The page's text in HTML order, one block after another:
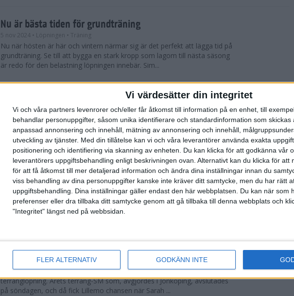
Vi värdesätter din integritet
Vi och våra partners levenrorer och/eller får åtkomst till information på en enhet, till
behandlar personuppgifter, såsom unika identifierare och standardinformation som skickas
anpassad annonsering och innehåll, mätning av annonsering och innehåll,
utveckling av tjänster. Med din tillåtelse kan vi och våra leverantörer använda exakta
positionering och identifiering via skanning av enheten. Du kan klicka för att godkänna vår
leverantörers uppgiftsbehandling enligt beskrivningen ovan. Alternativt kan du klicka för att
för att få åtkomst till mer detaljerad information och ändra dina inställningar innan du
viss behandling av dina personuppgifter kanske inte kräver ditt samtycke, men du har rätt
uppgiftsbehandling. Dina inställningar gäller endast den här webbplatsen. Du kan när som
preferenser eller dra tillbaka ditt samtycke genom att gå tillbaka till denna webbplats och
"Integritet" längst ned på webbsidan.
FLER ALTERNATIV GODKÄNN INTE
Nu är bästa tiden för grundträning
5 nov 2024 • Löpningen • Träning
Nu när hösten är här och vintern närmar sig är det perfekt att lägga tid på
grundträning. Se till att bygga en stark kropp som lagom till nästa säsong
är redo för den belastning löpningen innebär. Sim...
Nya vinnare i New York City Marathon
3 nov 2024
Efter tuffa spurtstrider blev det nya vinnare i både herr- och damklassen i
världens ledande marathonlopp TCS New York City Marathon som
avgjordes på söndagen i skönt löparväder med solsken, cirka 12 ...
Historien om New York City Marathon
29 okt 2024
Söndagen den 3 november, avgjordes världens mest kända maratonlopp
TCS New York City Marathon, ett lopp som samlar cirka 50 000 deltagare
från hela världen, därav omkring 300 från Sverige.
Äntligen SM-guld för Lillemo
I regnväder fick äntligen Emilia Lillemo vinna ett SM-guld i seniorklassen i
terränglöpning. Årets terräng-SM som, avgjordes i Jönköping, avslutades
på söndagen, och då fick Lillemo chansen när Sarah ...